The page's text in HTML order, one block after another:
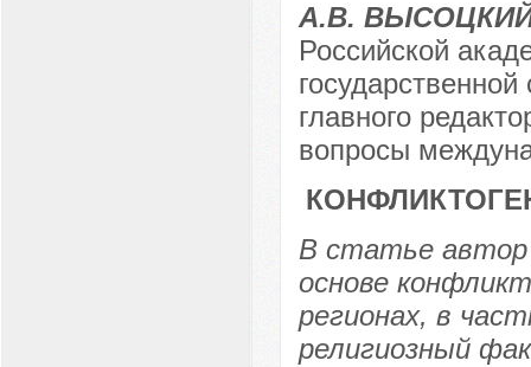
А.В.
Российской
главного
вопросы
В статье автор
основе
регионах, в
религиозный